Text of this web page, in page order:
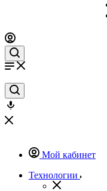
Мой кабинет
Технологии